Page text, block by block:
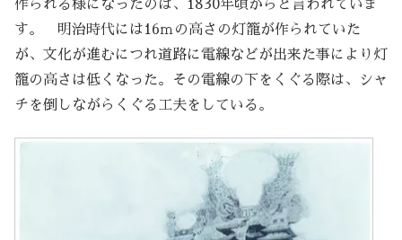
作られる様になったのは、1830年頃からと言われていま
す。 明治時代には16ｍの高さの灯籠が作られていた
が、文化が進むにつれ道路に電線などが出来た事により灯
籠の高さは低くなった。その電線の下をくぐる際は、シャ
チを倒しながらくぐる工夫をしている。